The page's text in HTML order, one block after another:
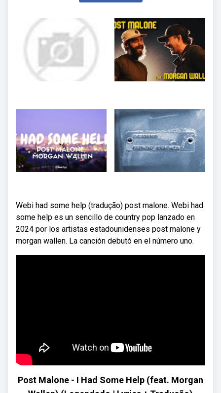
Webi had some help (tradução) post malone. Webi had
some help es un sencillo de country pop lanzado en
2024 por los artistas estadounidenses post malone y
morgan wallen. La canción debutó en el número uno.
Post Malone - I Had Some Help (feat. Morgan